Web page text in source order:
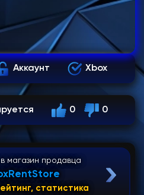
Аккаунт Xbox
0 0
магазин продавца
статистика